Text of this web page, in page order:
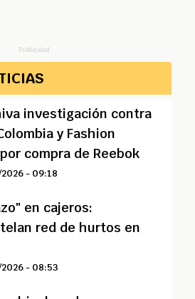
Publicidad
investigación contra
y Fashion
compra de Reebok
- 09:18
en cajeros:
red de hurtos en
- 08:53